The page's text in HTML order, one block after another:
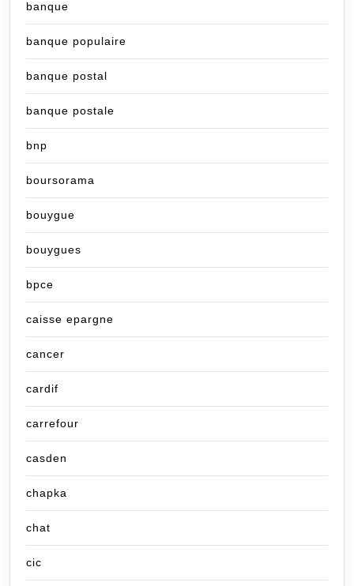
banque
banque populaire
banque postal
banque postale
bnp
boursorama
bouygue
bouygues
bpce
caisse epargne
cancer
cardif
carrefour
casden
chapka
chat
cic